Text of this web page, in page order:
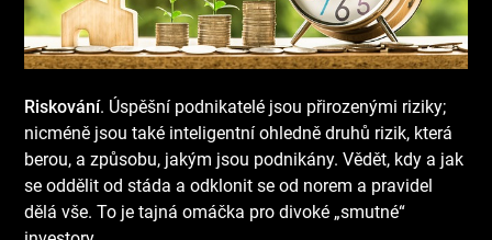
Riskování. Úspěšní podnikatelé jsou přirozenými riziky;
nicméně jsou také inteligentní ohledně druhů rizik, která
berou, a způsobu, jakým jsou podnikány. Vědět, kdy a jak
se oddělit od stáda a odklonit se od norem a pravidel
dělá vše. To je tajná omáčka pro divoké „smutné“